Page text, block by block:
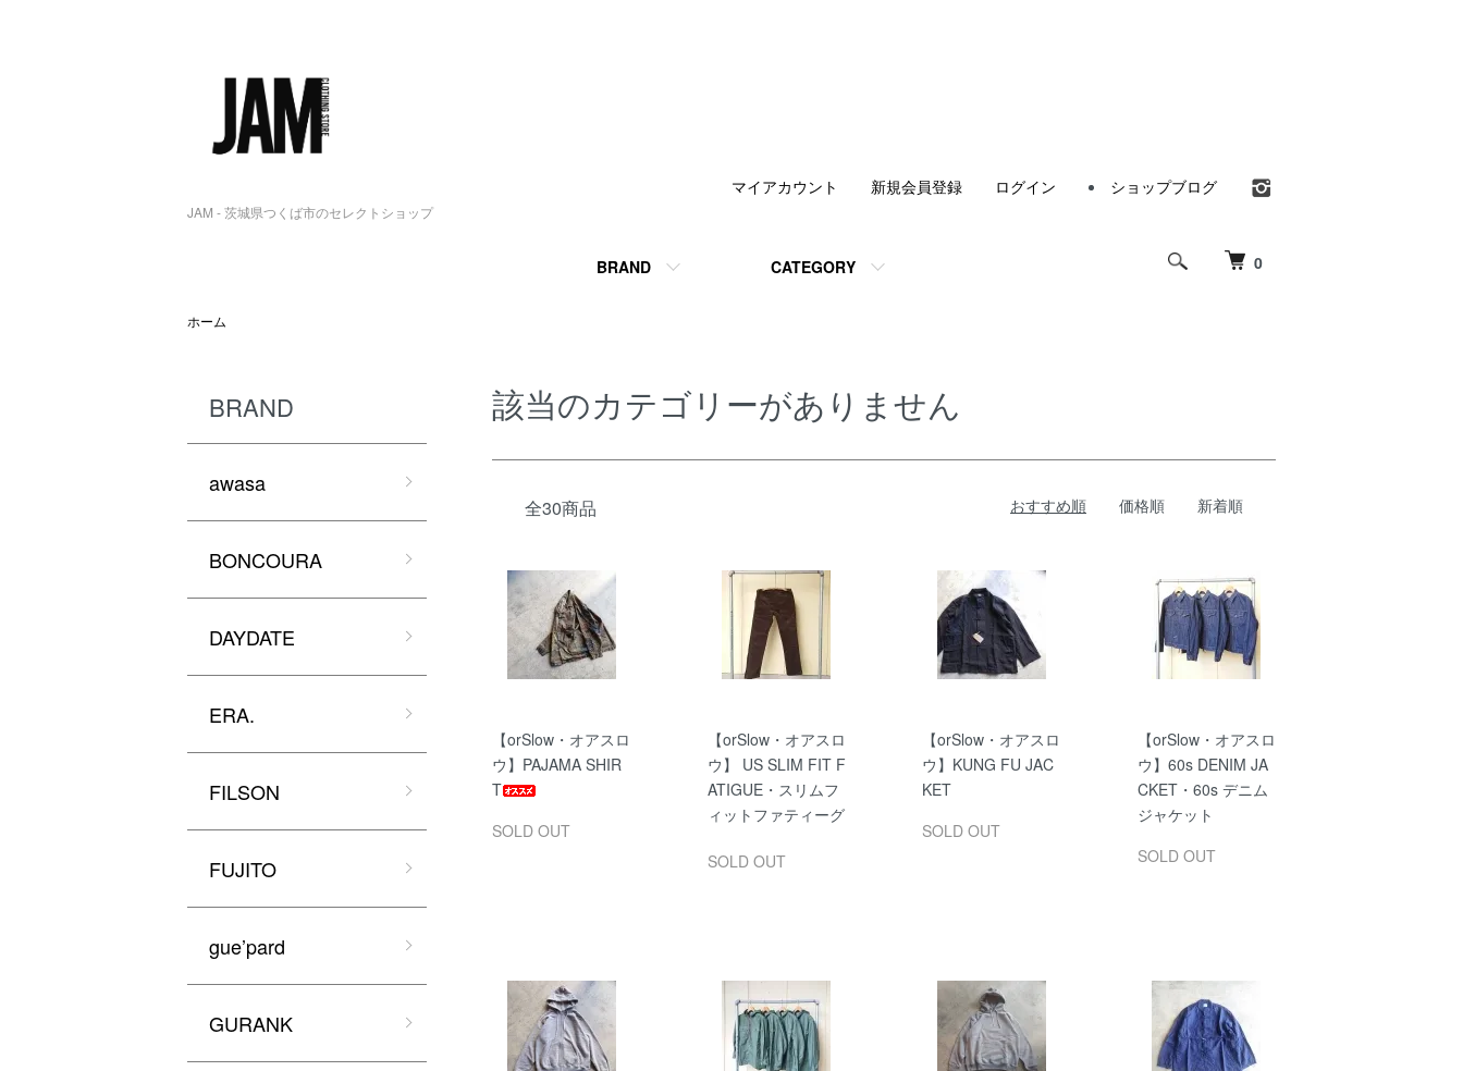
JAM - 茨城県つくば市のセレクトショップ
0
BRAND CATEGORY
マイアカウント 新規会員登録 ログイン ショップブログ
ホーム
該当のカテゴリーがありません
全30商品 おすすめ順 価格順 新着順
【orSlow・オアスロ
ウ】PAJAMA SHIR
T
SOLD OUT
【orSlow・オアスロ
ウ】 US SLIM FIT F
ATIGUE・スリムフ
ィットファティーグ
SOLD OUT
【orSlow・オアスロ
ウ】KUNG FU JAC
KET
SOLD OUT
【orSlow・オアスロ
ウ】60s DENIM JA
CKET・60s デニム
ジャケット
SOLD OUT
BRAND
awasa
BONCOURA
DAYDATE
ERA.
FILSON
FUJITO
gue’pard
GURANK